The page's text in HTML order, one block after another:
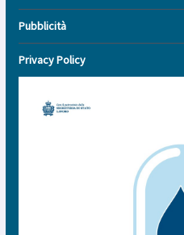
Pubblicità
Privacy Policy